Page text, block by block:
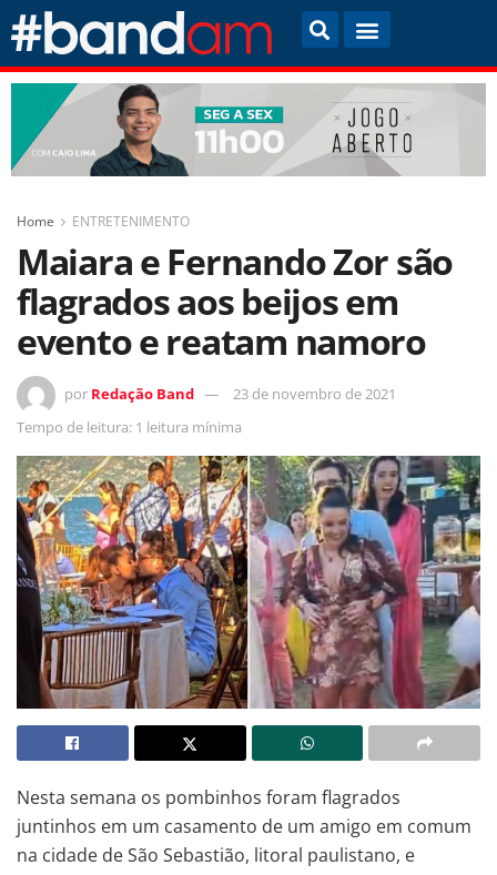
Home ENTRETENIMENTO
Maiara e Fernando Zor são
flagrados aos beijos em
evento e reatam namoro
por Redação Band
23 de novembro de 2021
Tempo de leitura: 1 leitura mínima
Nesta semana os pombinhos foram flagrados
juntinhos em um casamento de um amigo em comum
na cidade de São Sebastião, litoral paulistano, e